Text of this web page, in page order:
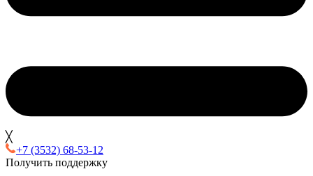
╳
+7 (3532) 68-53-12
Получить поддержку